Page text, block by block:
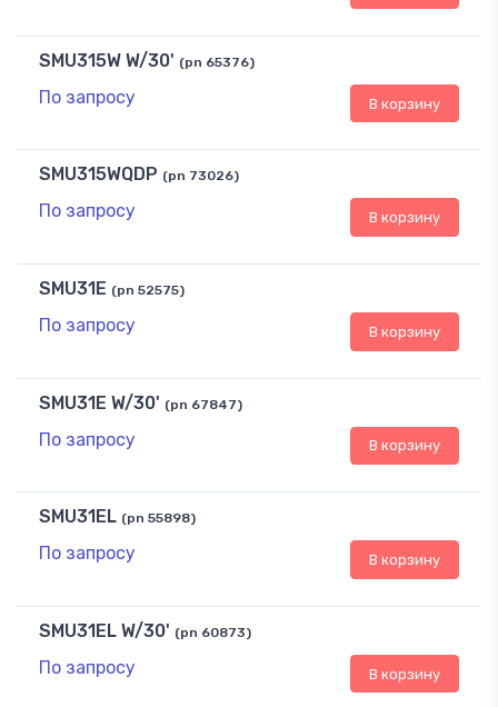
SMU315W W/30' (pn 65376)
По запросу В корзину
SMU315WQDP (pn 73026)
По запросу В корзину
SMU31E (pn 52575)
По запросу В корзину
SMU31E W/30' (pn 67847)
По запросу В корзину
SMU31EL (pn 55898)
По запросу В корзину
SMU31EL W/30' (pn 60873)
По запросу В корзину